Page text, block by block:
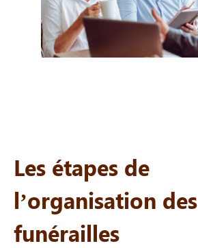
Les étapes de
l’organisation des
funérailles